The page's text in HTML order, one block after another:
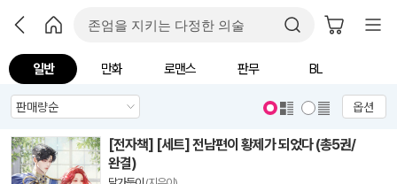
일반 만화 로맨스 판무 BL
옵션
[전자책] [세트] 전남편이 황제가 되었다 (총5권/
완결)